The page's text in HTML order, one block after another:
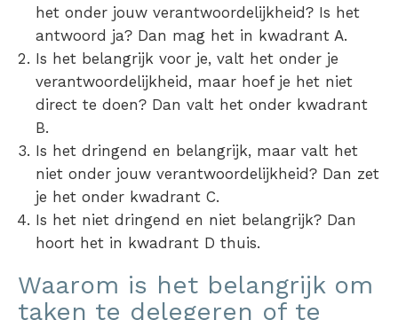
het onder jouw verantwoordelijkheid? Is het
antwoord ja? Dan mag het in kwadrant A.
Is het belangrijk voor je, valt het onder je
verantwoordelijkheid, maar hoef je het niet
direct te doen? Dan valt het onder kwadrant
B.
Is het dringend en belangrijk, maar valt het
niet onder jouw verantwoordelijkheid? Dan zet
je het onder kwadrant C.
Is het niet dringend en niet belangrijk? Dan
hoort het in kwadrant D thuis.
Waarom is het belangrijk om
taken te delegeren of te